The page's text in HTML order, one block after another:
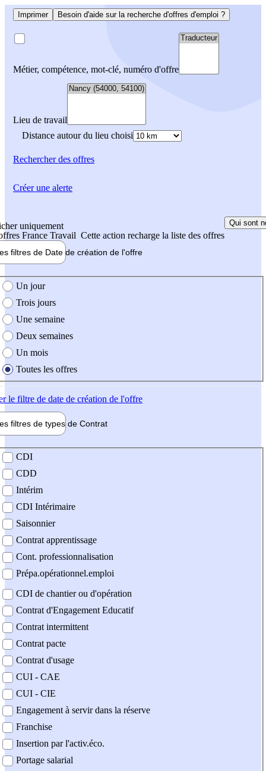
Imprimer Besoin d'aide sur la recherche d'offres d'emploi ?
Métier, compétence, mot-clé, numéro d'offre
Lieu de travail
Distance autour du lieu choisi
Rechercherdes offres
uniquement
France Travail Cette action recharge la liste des offres
Qui sont
filtres de Date de création de l'offre
création de l'offre
Un jour
Trois jours
Une semaine
Deux semaines
Un mois
Toutes les offres
le filtre de date de création de l'offre
filtres de types de Contrat
contrat
CDI
CDD
Intérim
CDI Intérimaire
Saisonnier
Contrat apprentissage
Cont. professionnalisation
Prépa.opérationnel.emploi
CDI de chantier ou d'opération
Contrat d'Engagement Educatif
Contrat intermittent
Contrat pacte
Contrat d'usage
CUI - CAE
CUI - CIE
Engagement à servir dans la réserve
Franchise
Insertion par l'activ.éco.
Portage salarial
Créer une alerte